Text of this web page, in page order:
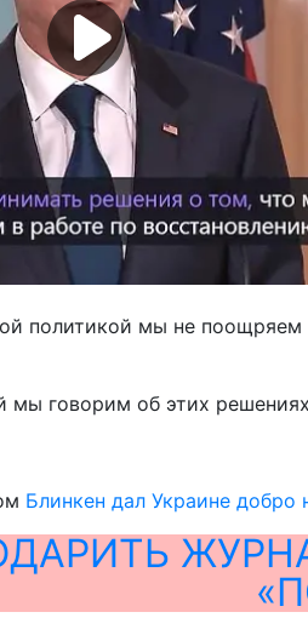
политикой мы не
мы говорим об этих
Блинкен дал Украине